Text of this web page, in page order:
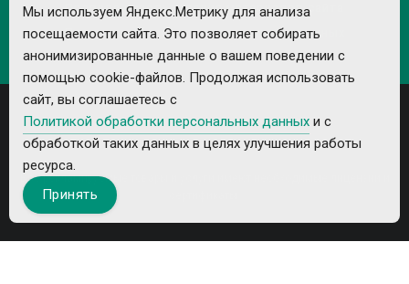
Правила использования материалов сайта
Политика обработки персональных данных
Все рекламируемые товары и услуги имеют необходимые лицензии и
Мы используем Яндекс.Метрику для анализа
посещаемости сайта. Это позволяет собирать
анонимизированные данные о вашем поведении с
помощью cookie-файлов. Продолжая использовать
сайт, вы соглашаетесь с
Политикой обработки персональных данных и с
обработкой таких данных в целях улучшения работы
ресурса.
Принять